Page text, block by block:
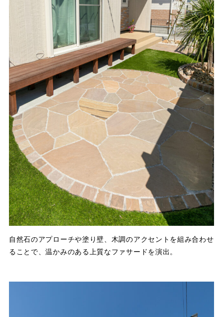
自然石のアプローチや塗り壁、木調のアクセントを組み合わせ
ることで、温かみのある上質なファサードを演出。